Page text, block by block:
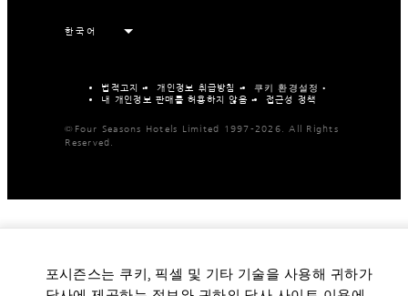
법적고지 개인정보 취급방침
쿠키 환경설정
내 개인정보 판매를 허용하지 않음
접근성 정책
©Four Seasons Hotels Limited 1997-2026. All Rights
Reserved.
포시즌스는 쿠키, 픽셀 및 기타 기술을 사용해 귀하가